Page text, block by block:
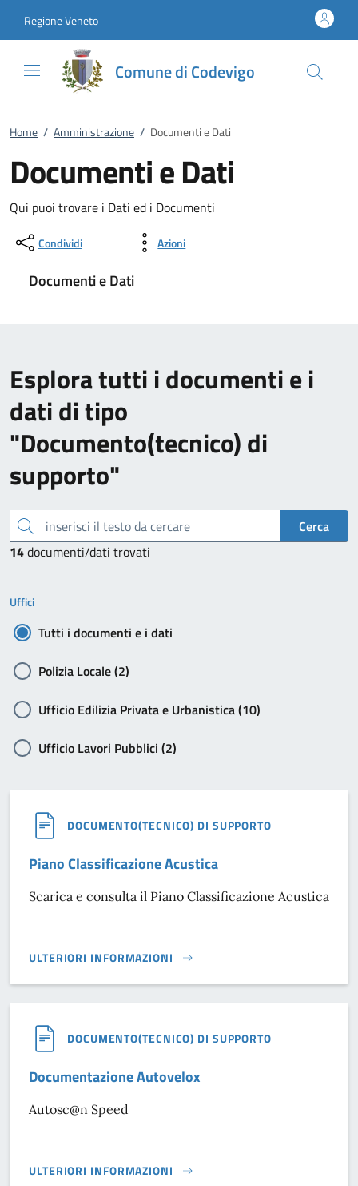
Regione Veneto
Comune di Codevigo
Home / Amministrazione / Documenti e Dati
Documenti e Dati
Qui puoi trovare i Dati ed i Documenti
Condividi Azioni
Documenti e Dati
Esplora tutti i documenti e i
dati di tipo
"Documento(tecnico) di
supporto"
inserisci il testo da cercare
Cerca
14documenti/dati trovati
Uffici
Tutti i documenti e i dati
Polizia Locale (2)
Ufficio Edilizia Privata e Urbanistica (10)
Ufficio Lavori Pubblici (2)
DOCUMENTO(TECNICO) DI SUPPORTO
Piano Classificazione Acustica
Scarica e consulta il Piano Classificazione Acustica
ULTERIORI INFORMAZIONI
PIANO CLASSIFICAZIONE ACUSTICA}
DOCUMENTO(TECNICO) DI SUPPORTO
Documentazione Autovelox
Autosc@n Speed
ULTERIORI INFORMAZIONI
DOCUMENTAZIONE AUTOVELOX}